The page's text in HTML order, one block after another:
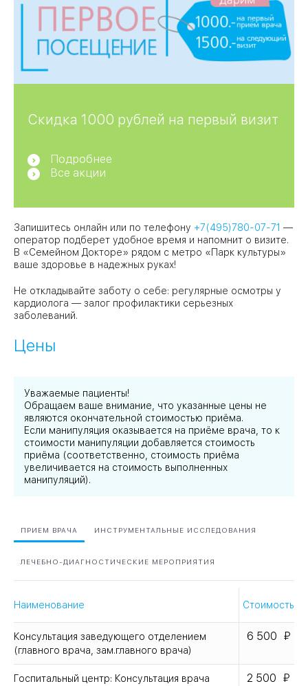
Скидка 1000 рублей на первый визит
Подробнее
Все акции
Запишитесь онлайн или по телефону +7(495)780-07-71 —
оператор подберет удобное время и напомнит о визите.
В «Семейном Докторе» рядом с метро «Парк культуры»
ваше здоровье в надежных руках!
Не откладывайте заботу о себе: регулярные осмотры у
кардиолога — залог профилактики серьезных
заболеваний.
Цены
Уважаемые пациенты!
Обращаем ваше внимание, что указанные цены не
являются окончательной стоимостью приёма.
Если манипуляция оказывается на приёме врача, то к
стоимости манипуляции добавляется стоимость
приёма (соответственно, стоимость приёма
увеличивается на стоимость выполненных
манипуляций).
ПРИЕМ ВРАЧА ИНСТРУМЕНТАЛЬНЫЕ ИССЛЕДОВАНИЯ
ЛЕЧЕБНО-ДИАГНОСТИЧЕСКИЕ МЕРОПРИЯТИЯ
Наименование Стоимость
Консультация заведующего отделением
(главного врача, зам.главного врача)
6 500
Госпитальный центр: Консультация врача
2 500